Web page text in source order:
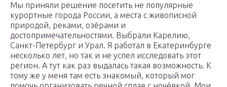
Мы приняли решение посетить не популярные
курортные города России, а места с живописной
природой, реками, озёрами и
достопримечательностями. Выбрали Карелию,
Санкт-Петербург и Урал. Я работал в Екатеринбурге
несколько лет, но так и не успел исследовать этот
регион. А тут как раз выдалась такая возможность. К
тому же у меня там есть знакомый, который мог